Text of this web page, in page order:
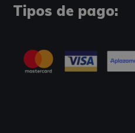
Tipos de pago: